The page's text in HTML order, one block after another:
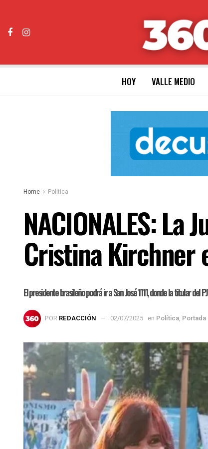
HOY VALLE MEDIO
Home Política
NACIONALES:
Cristina Kirchner
El presidente brasileño podrá ir a San José 1111, donde la titular del
POR REDACCIÓN 02/07/2025 en Política, Portada